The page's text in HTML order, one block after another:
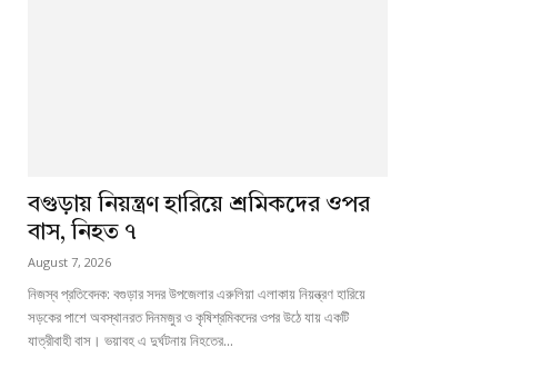
বগুড়ায় নিয়ন্ত্রণ হারিয়ে শ্রমিকদের ওপর
বাস, নিহত ৭
August 7, 2026
নিজস্ব প্রতিবেদক: বগুড়ার সদর উপজেলার এরুলিয়া এলাকায় নিয়ন্ত্রণ হারিয়ে
সড়কের পাশে অবস্থানরত দিনমজুর ও কৃষিশ্রমিকদের ওপর উঠে যায় একটি
যাত্রীবাহী বাস। ভয়াবহ এ দুর্ঘটনায় নিহতের...